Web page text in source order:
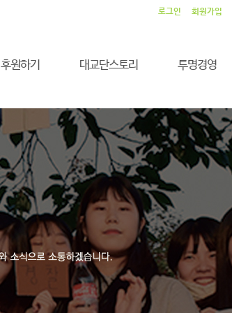
로그인 회원가입
후원하기 대교단스토리 투명경영